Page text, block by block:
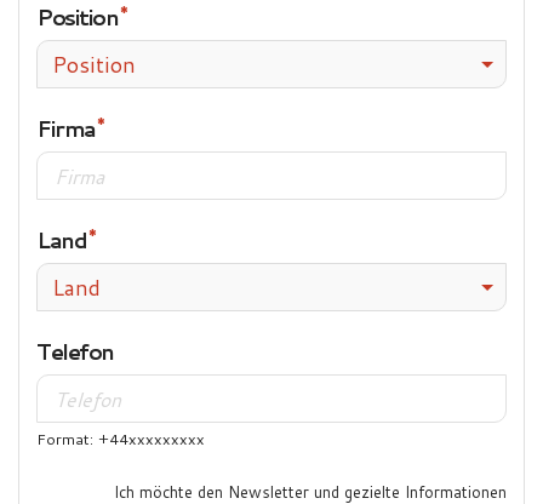
Position
Position
Firma
Land
Land
Telefon
Format: +44xxxxxxxxx
Ich möchte den Newsletter und gezielte Informationen